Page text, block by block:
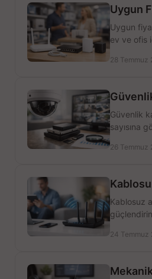
Uygun
Uygun
ev ve ofis
28 Temmuz
Güvenlik
sayısına
26 Temmuz
Kablosuz
24 Temmuz